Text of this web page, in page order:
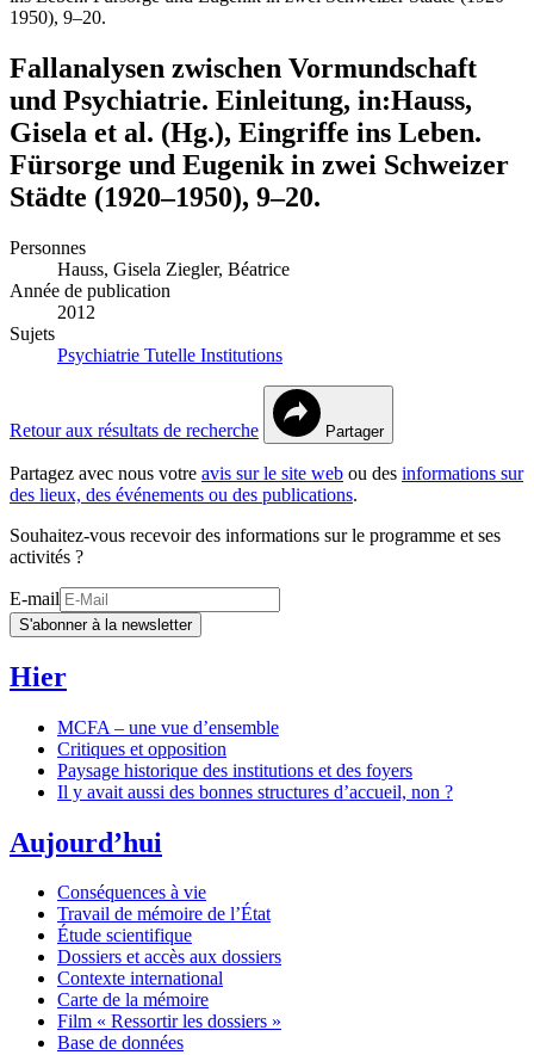
1950), 9–20.
Fallanalysen zwischen Vormundschaft
und Psychiatrie. Einleitung, in:Hauss,
Gisela et al. (Hg.), Eingriffe ins Leben.
Fürsorge und Eugenik in zwei Schweizer
Städte (1920–1950), 9–20.
Personnes
Hauss, Gisela Ziegler, Béatrice
Année de publication
2012
Sujets
Psychiatrie Tutelle Institutions
Retour aux résultats de recherche Partager
Partagez avec nous votre avis sur le site web ou des informations sur
des lieux, des événements ou des publications.
Souhaitez-vous recevoir des informations sur le programme et ses
activités ?
E-mail
S'abonner à la newsletter
Hier
MCFA – une vue d’ensemble
Critiques et opposition
Paysage historique des institutions et des foyers
Il y avait aussi des bonnes structures d’accueil, non ?
Aujourd’hui
Conséquences à vie
Travail de mémoire de l’État
Étude scientifique
Dossiers et accès aux dossiers
Contexte international
Carte de la mémoire
Film « Ressortir les dossiers »
Base de données